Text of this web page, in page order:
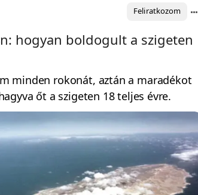
Feliratkozom
hogyan boldogult a szigeten
minden rokonát, aztán a maradékot
őt a szigeten 18 teljes évre.